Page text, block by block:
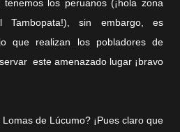
los peruanos (¡hola zona
Tambopata!), sin embargo, es
que realizan los pobladores de
este amenazado lugar ¡bravo
de Lúcumo? ¡Pues claro que